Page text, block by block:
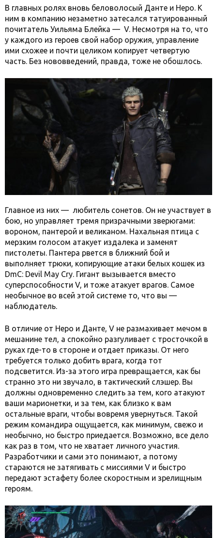
В главных ролях вновь беловолосый Данте и Неро. К
ним в компанию незаметно затесался татуированный
почитатель Уильяма Блейка — V. Несмотря на то, что
у каждого из героев свой набор оружия, управление
ими схожее и почти целиком копирует четвертую
часть. Без нововведений, правда, тоже не обошлось.
Главное из них — любитель сонетов. Он не участвует в
бою, но управляет тремя призрачными зверюгами:
вороном, пантерой и великаном. Нахальная птица с
мерзким голосом атакует издалека и заменят
пистолеты. Пантера рвется в ближний бой и
выполняет трюки, копирующие атаки белых кошек из
DmC: Devil May Cry. Гигант вызывается вместо
суперспособности V, и тоже атакует врагов. Самое
необычное во всей этой системе то, что вы —
наблюдатель.
В отличие от Неро и Данте, V не размахивает мечом в
мешанине тел, а спокойно разгуливает с тросточкой в
руках где-то в стороне и отдает приказы. От него
требуется только добить врага, когда тот
подсветится. Из-за этого игра превращается, как бы
странно это ни звучало, в тактический слэшер. Вы
должны одновременно следить за тем, кого атакуют
ваши марионетки, и за тем, как близко к вам
остальные враги, чтобы вовремя увернуться. Такой
режим командира ощущается, как минимум, свежо и
необычно, но быстро приедается. Возможно, все дело
как раз в том, что не хватает личного участия.
Разработчики и сами это понимают, а потому
стараются не затягивать с миссиями V и быстро
передают эстафету более скоростным и зрелищным
героям.